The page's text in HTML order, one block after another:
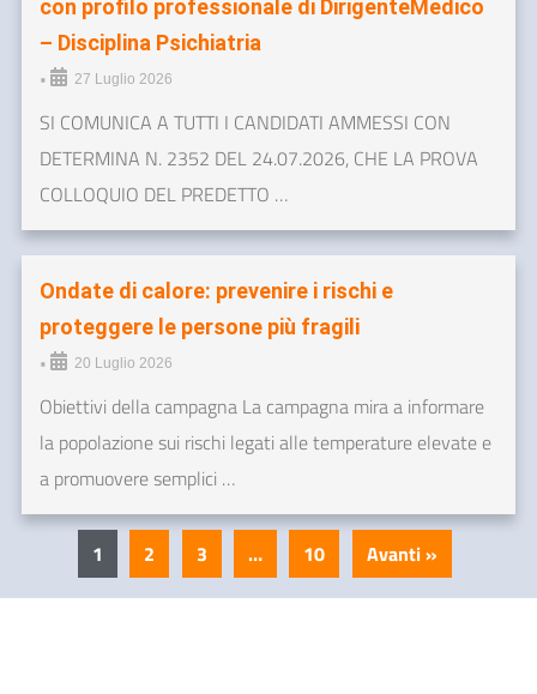
con profilo professionale di DirigenteMedico
– Disciplina Psichiatria
• 27 Luglio 2026
SI COMUNICA A TUTTI I CANDIDATI AMMESSI CON
DETERMINA N. 2352 DEL 24.07.2026, CHE LA PROVA
COLLOQUIO DEL PREDETTO …
Ondate di calore: prevenire i rischi e
proteggere le persone più fragili
• 20 Luglio 2026
Obiettivi della campagna La campagna mira a informare
la popolazione sui rischi legati alle temperature elevate e
a promuovere semplici …
1 2 3 … 10 Avanti »